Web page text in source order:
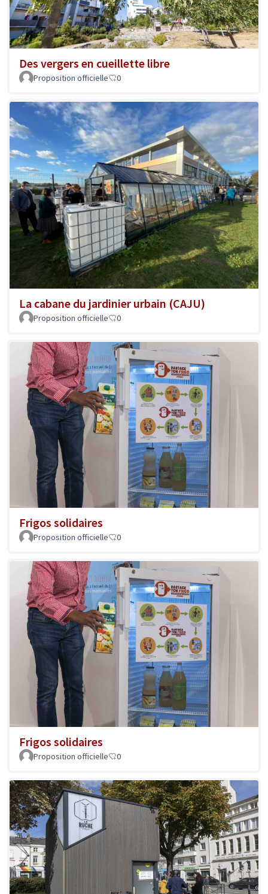
Des vergers en cueillette libre
Proposition officielle 0
La cabane du jardinier urbain (CAJU)
Proposition officielle 0
Frigos solidaires
Proposition officielle 0
Frigos solidaires
Proposition officielle 0